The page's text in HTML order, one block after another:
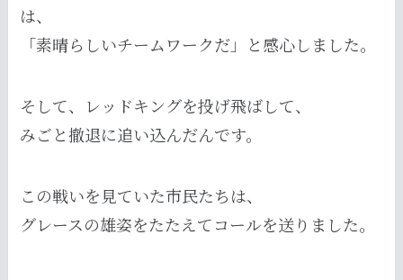
は、
「素晴らしいチームワークだ」と感心しました。
そして、レッドキングを投げ飛ばして、
みごと撤退に追い込んだんです。
この戦いを見ていた市民たちは、
グレースの雄姿をたたえてコールを送りました。